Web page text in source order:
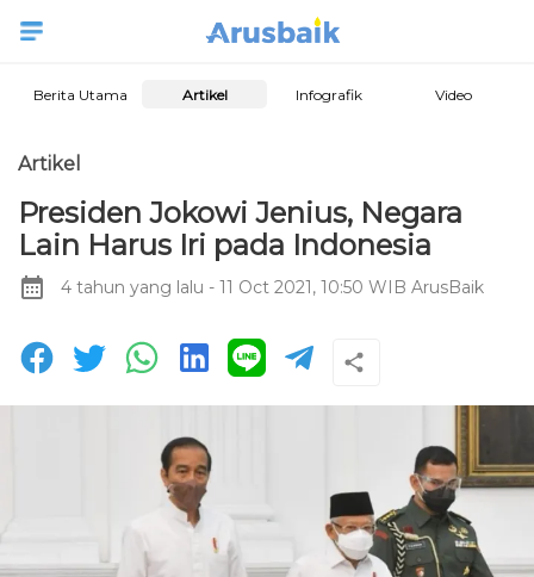
Berita Utama Artikel Infografik Video
Artikel
Presiden Jokowi Jenius, Negara
Lain Harus Iri pada Indonesia
4 tahun yang lalu - 11 Oct 2021, 10:50 WIB ArusBaik